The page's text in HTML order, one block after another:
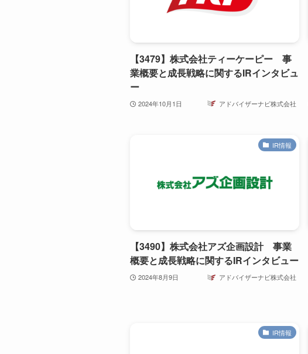
【3479】株式会社ティーケーピー 事
業概要と成長戦略に関するIRインタビュ
ー
2024年10月1日 アドバイザーナビ株式会社
IR情報
【3490】株式会社アズ企画設計 事業
概要と成長戦略に関するIRインタビュー
2024年8月9日 アドバイザーナビ株式会社
IR情報